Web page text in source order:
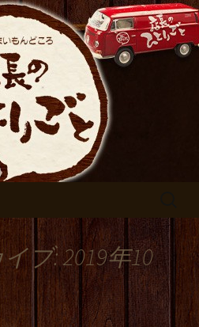
居酒屋【店長の
のブログ
屋めしがおすすめで
ブ: 2019年10